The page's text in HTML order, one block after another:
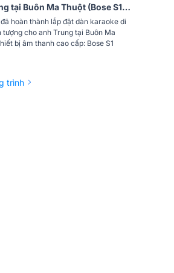
tại Buôn Ma Thuột (Bose S1
Alto TS12S)
hoàn thành lắp đặt dàn karaoke di
cho anh Trung tại Buôn Ma
bị âm thanh cao cấp: Bose S1
trình